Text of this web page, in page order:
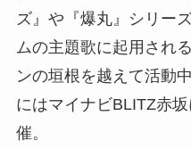
ズ』や『爆丸』シリー
ムの主題歌に起用され
ンの垣根を越えて活動
にはマイナビBLITZ赤
催。